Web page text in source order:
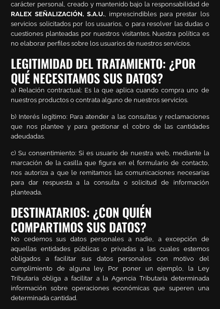
carácter personal, creado y mantenido bajo la responsabilidad de
RALEX SEÑALIZACIÓN, S.A.U., imprescindibles para prestar los
servicios solicitados por los usuarios, o para resolver las dudas o
cuestiones planteadas por nuestros visitantes. Nuestra política es
no elaborar perfiles sobre los usuarios de nuestros servicios.
LEGITIMIDAD DEL TRATAMIENTO: ¿POR
QUÉ NECESITAMOS SUS DATOS?
a) Relación contractual: Es la que aplica cuando compra uno de
nuestros productos o contrata alguno de nuestros servicios.
b) Interés legítimo: Para atender a las consultas y reclamaciones
que nos plantee y para gestionar el cobro de las cantidades
adeudadas.
c) Su consentimiento: Si es usuario de nuestra web, mediante la
marcación de la casilla que figura en el formulario de contacto,
nos autoriza a que le remitamos las comunicaciones necesarias
para dar respuesta a la consulta o solicitud de información
planteada.
DESTINATARIOS: ¿CON QUIÉN
COMPARTIMOS SUS DATOS?
No cedemos sus datos personales a nadie, a excepción de
aquellas entidades públicas o privadas a las cuales estemos
obligados a facilitar sus datos personales con motivo del
cumplimiento de alguna ley. Por poner un ejemplo, la Ley
Tributaria obliga a facilitar a la Agencia Tributaria determinada
información sobre operaciones económicas que superen una
determinada cantidad.